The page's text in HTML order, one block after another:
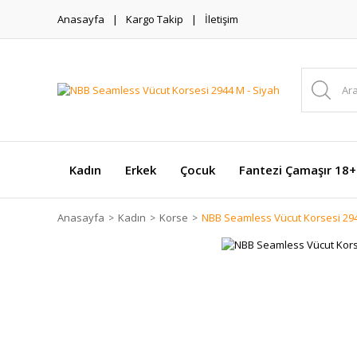
Anasayfa Kargo Takip İletişim
Kadın Erkek Çocuk Fantezi Çamaşır 18+
Anasayfa Kadın Korse NBB Seamless Vücut Korsesi